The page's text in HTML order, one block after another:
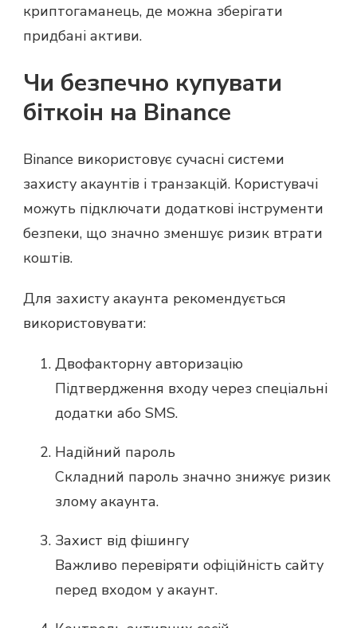
криптогаманець, де можна зберігати
придбані активи.
Чи безпечно купувати
біткоін на Binance
Binance використовує сучасні системи
захисту акаунтів і транзакцій. Користувачі
можуть підключати додаткові інструменти
безпеки, що значно зменшує ризик втрати
коштів.
Для захисту акаунта рекомендується
використовувати:
Двофакторну авторизацію
Підтвердження входу через спеціальні
додатки або SMS.
Надійний пароль
Складний пароль значно знижує ризик
злому акаунта.
Захист від фішингу
Важливо перевіряти офіційність сайту
перед входом у акаунт.